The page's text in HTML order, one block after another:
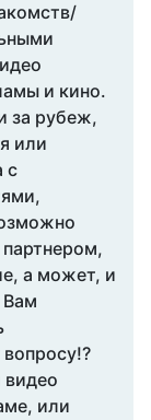
и кино.
за рубеж,
или
с
а может, и
Вам
или